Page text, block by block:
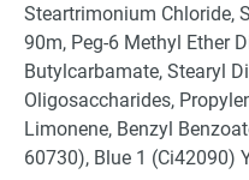
Steartrimonium Chloride,
90m, Peg-6 Methyl Ether
Butylcarbamate, Stearyl
Oligosaccharides,
Limonene, Benzyl
60730), Blue 1 (Ci42090)